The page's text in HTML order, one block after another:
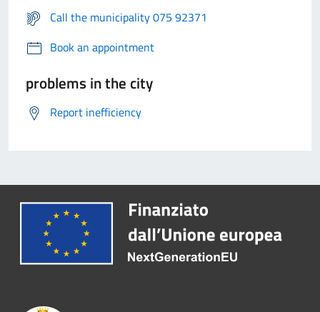
Call the municipality 075 92371
Book an appointment
problems in the city
Report inefficiency